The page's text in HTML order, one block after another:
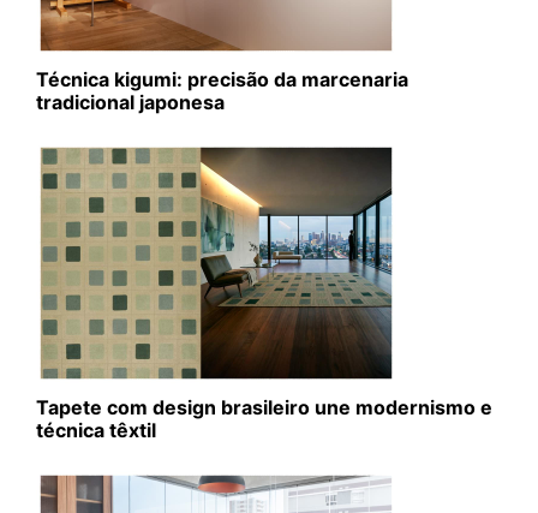
Técnica kigumi: precisão da marcenaria
tradicional japonesa
Tapete com design brasileiro une modernismo e
técnica têxtil